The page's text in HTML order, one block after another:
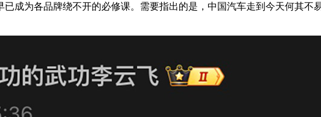
为各品牌绕不开的必修课。需要指出的是，中国汽车走到今天何其不